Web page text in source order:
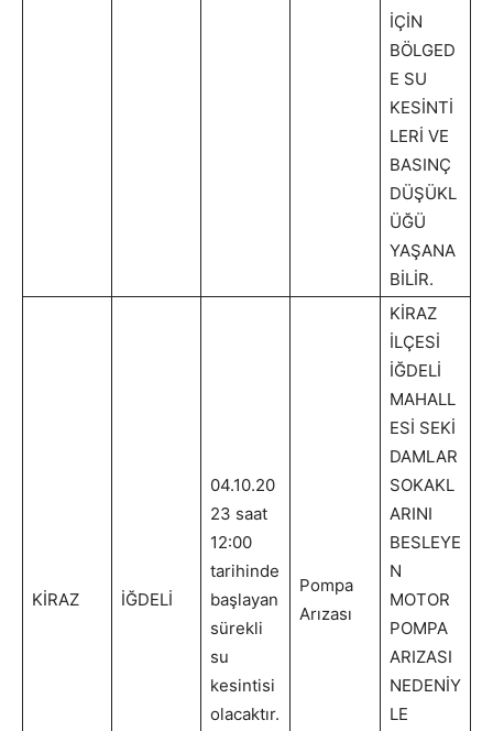
İÇİN
BÖLGED
E SU
KESİNTİ
LERİ VE
BASINÇ
DÜŞÜKL
ÜĞÜ
YAŞANA
BİLİR.
KİRAZ İĞDELİ
04.10.20
23 saat
12:00
tarihinde
başlayan
sürekli
su
kesintisi
olacaktır.
Pompa
Arızası
KİRAZ
İLÇESİ
İĞDELİ
MAHALL
ESİ SEKİ
DAMLAR
SOKAKL
ARINI
BESLEYE
N
MOTOR
POMPA
ARIZASI
NEDENİY
LE